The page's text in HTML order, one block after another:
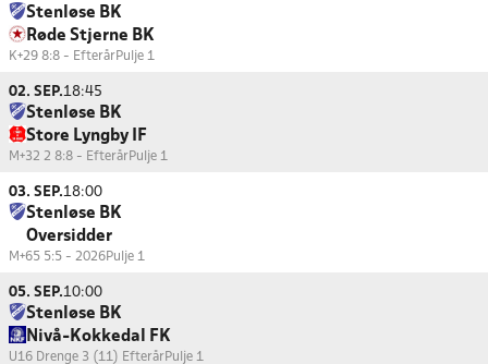
Stenløse BK
Røde Stjerne BK
K+29 8:8 - EfterårPulje 1
02. SEP.18:45
Stenløse BK
Store Lyngby IF
M+32 2 8:8 - EfterårPulje 1
03. SEP.18:00
Stenløse BK
Oversidder
M+65 5:5 - 2026Pulje 1
05. SEP.10:00
Stenløse BK
Nivå-Kokkedal FK
U16 Drenge 3 (11) EfterårPulje 1